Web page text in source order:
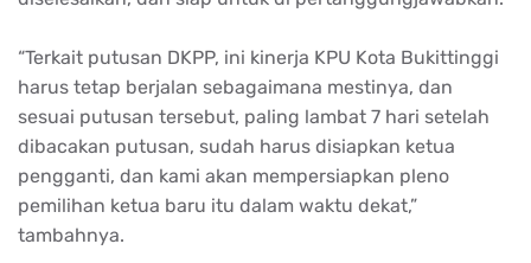
“Terkait putusan DKPP, ini kinerja KPU Kota Bukittinggi
harus tetap berjalan sebagaimana mestinya, dan
sesuai putusan tersebut, paling lambat 7 hari setelah
dibacakan putusan, sudah harus disiapkan ketua
pengganti, dan kami akan mempersiapkan pleno
pemilihan ketua baru itu dalam waktu dekat,”
tambahnya.